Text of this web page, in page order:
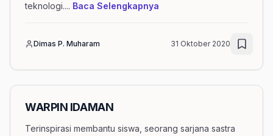
teknologi.... Baca Selengkapnya
Dimas P. Muharam 31 Oktober 2020
WARPIN IDAMAN
Terinspirasi membantu siswa, seorang sarjana sastra